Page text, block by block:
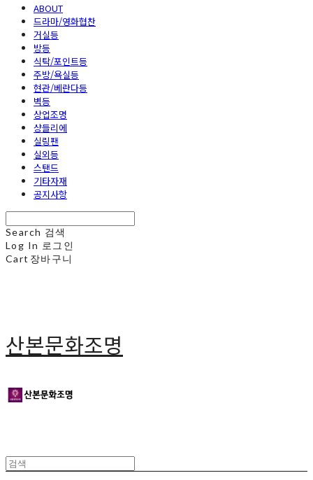
ABOUT
드라마/영화협찬
거실등
방등
식탁/포인트등
주방/욕실등
현관/베란다등
벽등
상업조명
샹들리에
실링팬
실외등
스탠드
기타자재
공지사항
Search 검색
Log In 로그인
Cart 장바구니
산본문화조명